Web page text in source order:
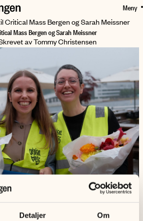
Detaljer Om
Meny
Critical Mass Bergen og Sarah Meissner
Mass Bergen og Sarah Meissner
av Tommy Christensen
Verdens sykkeldag med en